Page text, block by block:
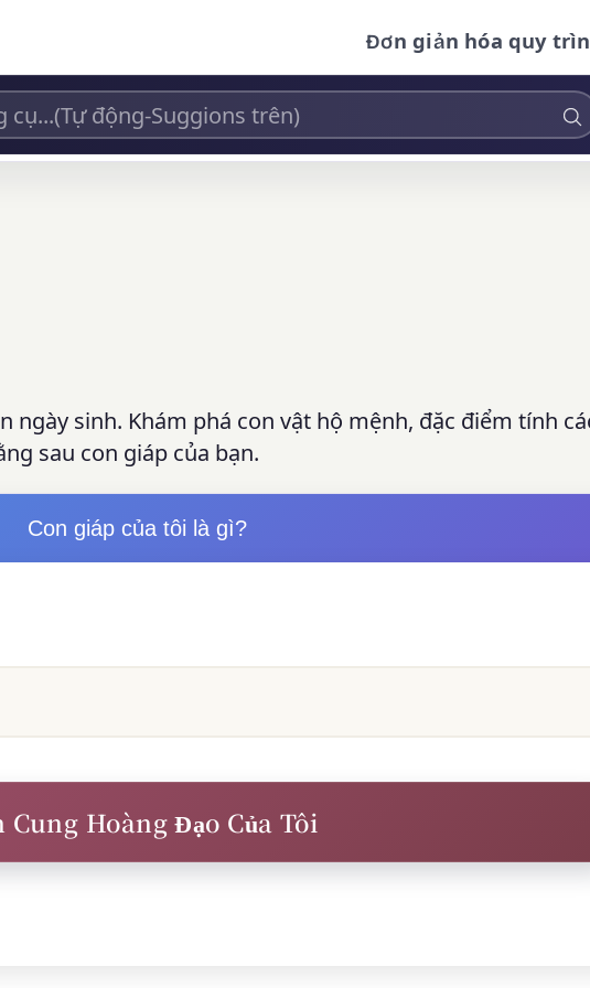
Đơn giản hóa quy
ngày sinh. Khám phá con vật hộ mệnh, đặc điểm tính
sau con giáp của bạn.
Con giáp của tôi là gì?